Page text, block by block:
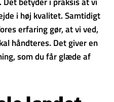
i høj kvalitet. Samtidigt
erfaring gør, at vi ved,
håndteres. Det giver en
som du får glæde af